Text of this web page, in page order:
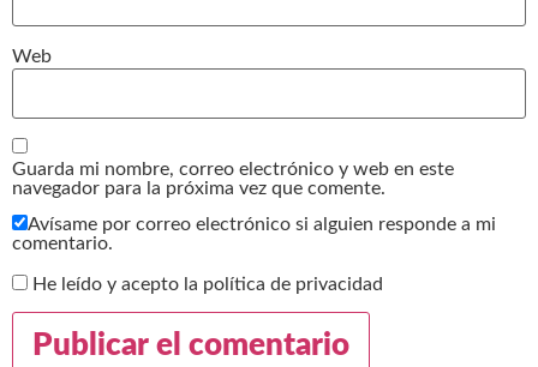
Web
Guarda mi nombre, correo electrónico y web en este
navegador para la próxima vez que comente.
Avísame por correo electrónico si alguien responde a mi
comentario.
He leído y acepto la política de privacidad